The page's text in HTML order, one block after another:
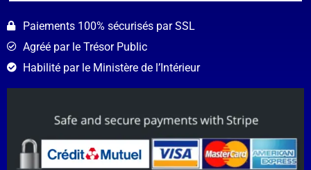
Paiements 100% sécurisés par SSL
Agréé par le Trésor Public
Habilité par le Ministère de l’Intérieur